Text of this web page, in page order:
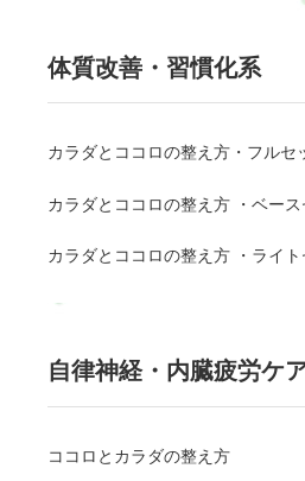
体質改善・習慣化系
カラダとココロの整え方・フルセ
カラダとココロの整え方 ・ベー
カラダとココロの整え方 ・ライ
自律神経・内臓疲労ケ
ココロとカラダの整え方